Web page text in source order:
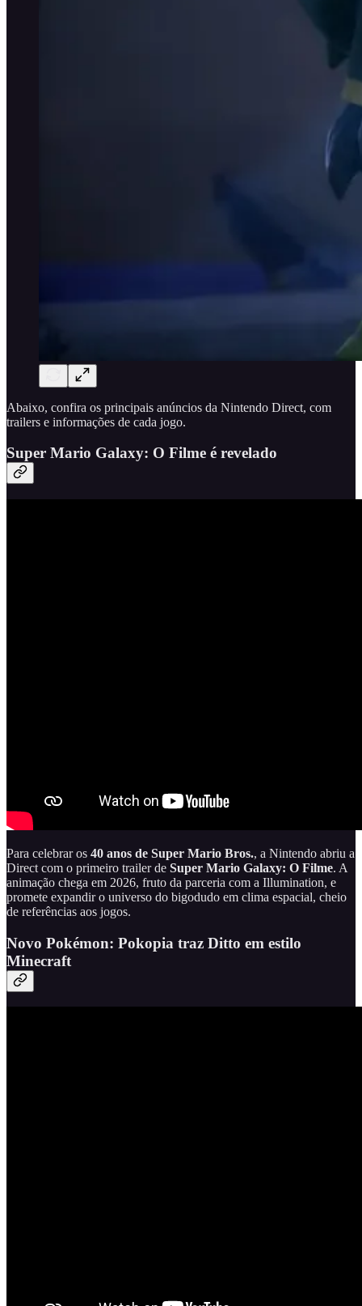
Abaixo, confira os principais anúncios da Nintendo Direct, com
trailers e informações de cada jogo.
Super Mario Galaxy: O Filme é revelado
Para celebrar os 40 anos de Super Mario Bros., a Nintendo abriu a
Direct com o primeiro trailer de Super Mario Galaxy: O Filme. A
animação chega em 2026, fruto da parceria com a Illumination, e
promete expandir o universo do bigodudo em clima espacial, cheio
de referências aos jogos.
Novo Pokémon: Pokopia traz Ditto em estilo
Minecraft